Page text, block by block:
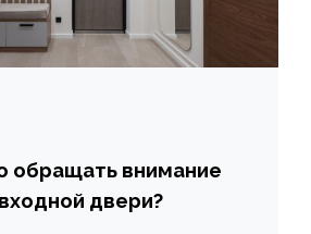
обращать внимание
двери?